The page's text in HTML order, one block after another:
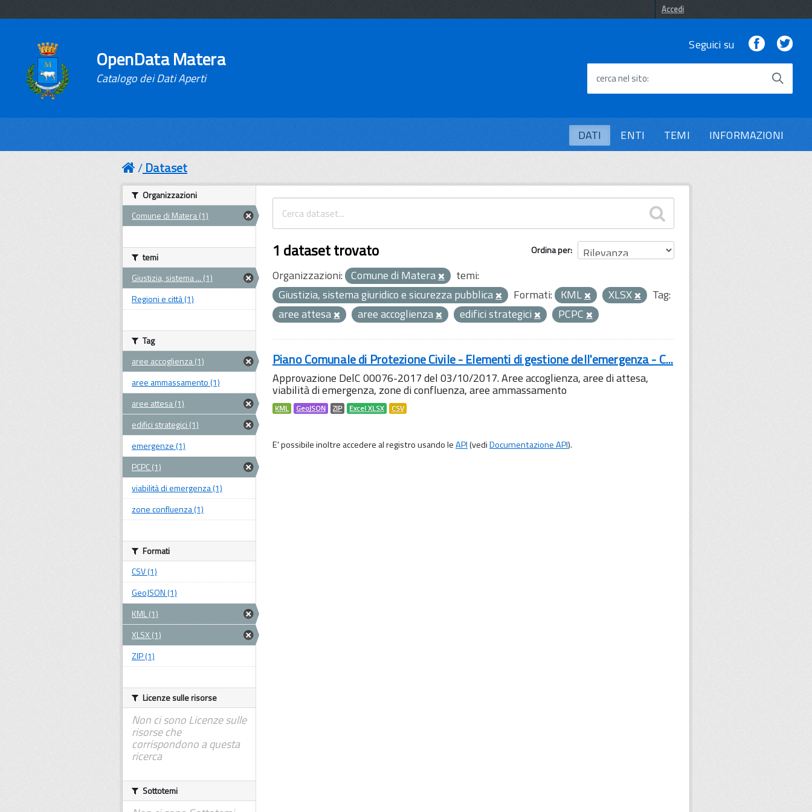
Accedi
OpenData Matera
Catalogo dei Dati Aperti
Seguici su Facebook
cerca nel sito
DATI ENTI TEMI INFORMAZIONI
Dataset
Ordina per
1 dataset trovato
Organizzazioni: Comune di Matera
temi:
Giustizia, sistema giuridico e sicurezza pubblica
Formati: KML XLSX
Tag:
aree attesa
aree accoglienza edifici strategici PCPC
Piano Comunale di Protezione Civile - Elementi di gestione dell'emergenza - C...
Approvazione DelC 00076-2017 del 03/10/2017. Aree accoglienza, aree di attesa,
viabilità di emergenza, zone di confluenza, aree ammassamento
KML GeoJSON ZIP Excel XLSX CSV
E' possibile inoltre accedere al registro usando leAPI(vediDocumentazione API).
Organizzazioni
Comune di Matera (1)
temi
Giustizia, sistema ... (1)
Regioni e città (1)
Tag
aree accoglienza (1)
aree ammassamento (1)
aree attesa (1)
edifici strategici (1)
emergenze (1)
PCPC (1)
viabilità di emergenza (1)
zone confluenza (1)
Formati
CSV (1)
GeoJSON (1)
KML (1)
XLSX (1)
ZIP (1)
Licenze sulle risorse
Non ci sono Licenze sulle
risorse che
corrispondono a questa
ricerca
Sottotemi